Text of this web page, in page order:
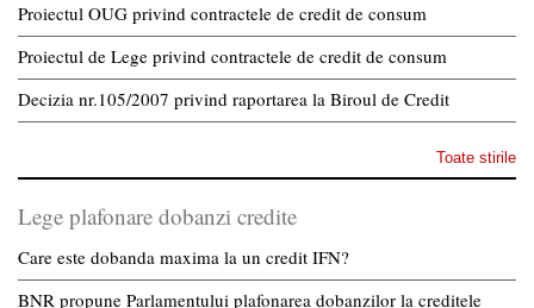
Proiectul OUG privind contractele de credit de consum
Proiectul de Lege privind contractele de credit de consum
Decizia nr.105/2007 privind raportarea la Biroul de Credit
Toate stirile
Lege plafonare dobanzi credite
Care este dobanda maxima la un credit IFN?
BNR propune Parlamentului plafonarea dobanzilor la creditele